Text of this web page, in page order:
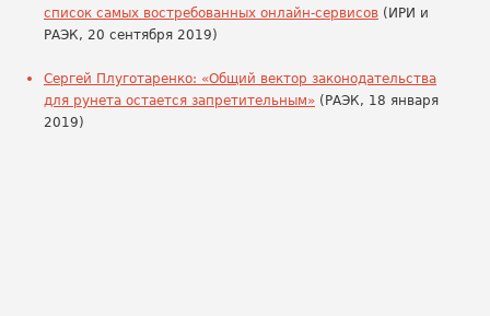
список самых востребованных онлайн-сервисов (ИРИ и
РАЭК, 20 сентября 2019)
Сергей Плуготаренко: «Общий вектор законодательства
для рунета остается запретительным» (РАЭК, 18 января
2019)